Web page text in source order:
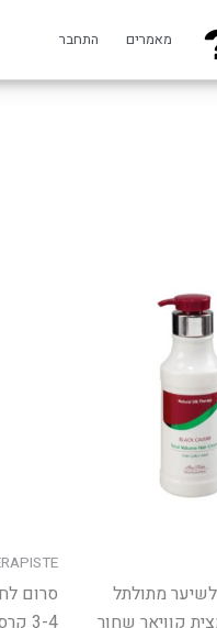
מאמרים התחבר
מתולתל
סרום